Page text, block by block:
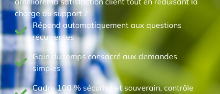
charge du support ?
Répond automatiquement aux questions
récurrentes
Gain du temps consacré aux demandes
simples
Cadre 100 % sécurisé et souverain, contrôle